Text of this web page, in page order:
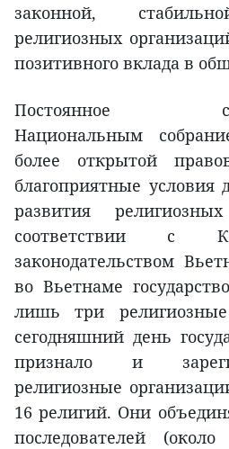
законной,
религиозных
позитивного вклада в
Постоянное
Национальным
более открытой
благоприятные условия
развития
соответствии с
законодательством
во Вьетнаме
лишь три
сегодняшний день
признало и
религиозные
16 религий. Они
последователей